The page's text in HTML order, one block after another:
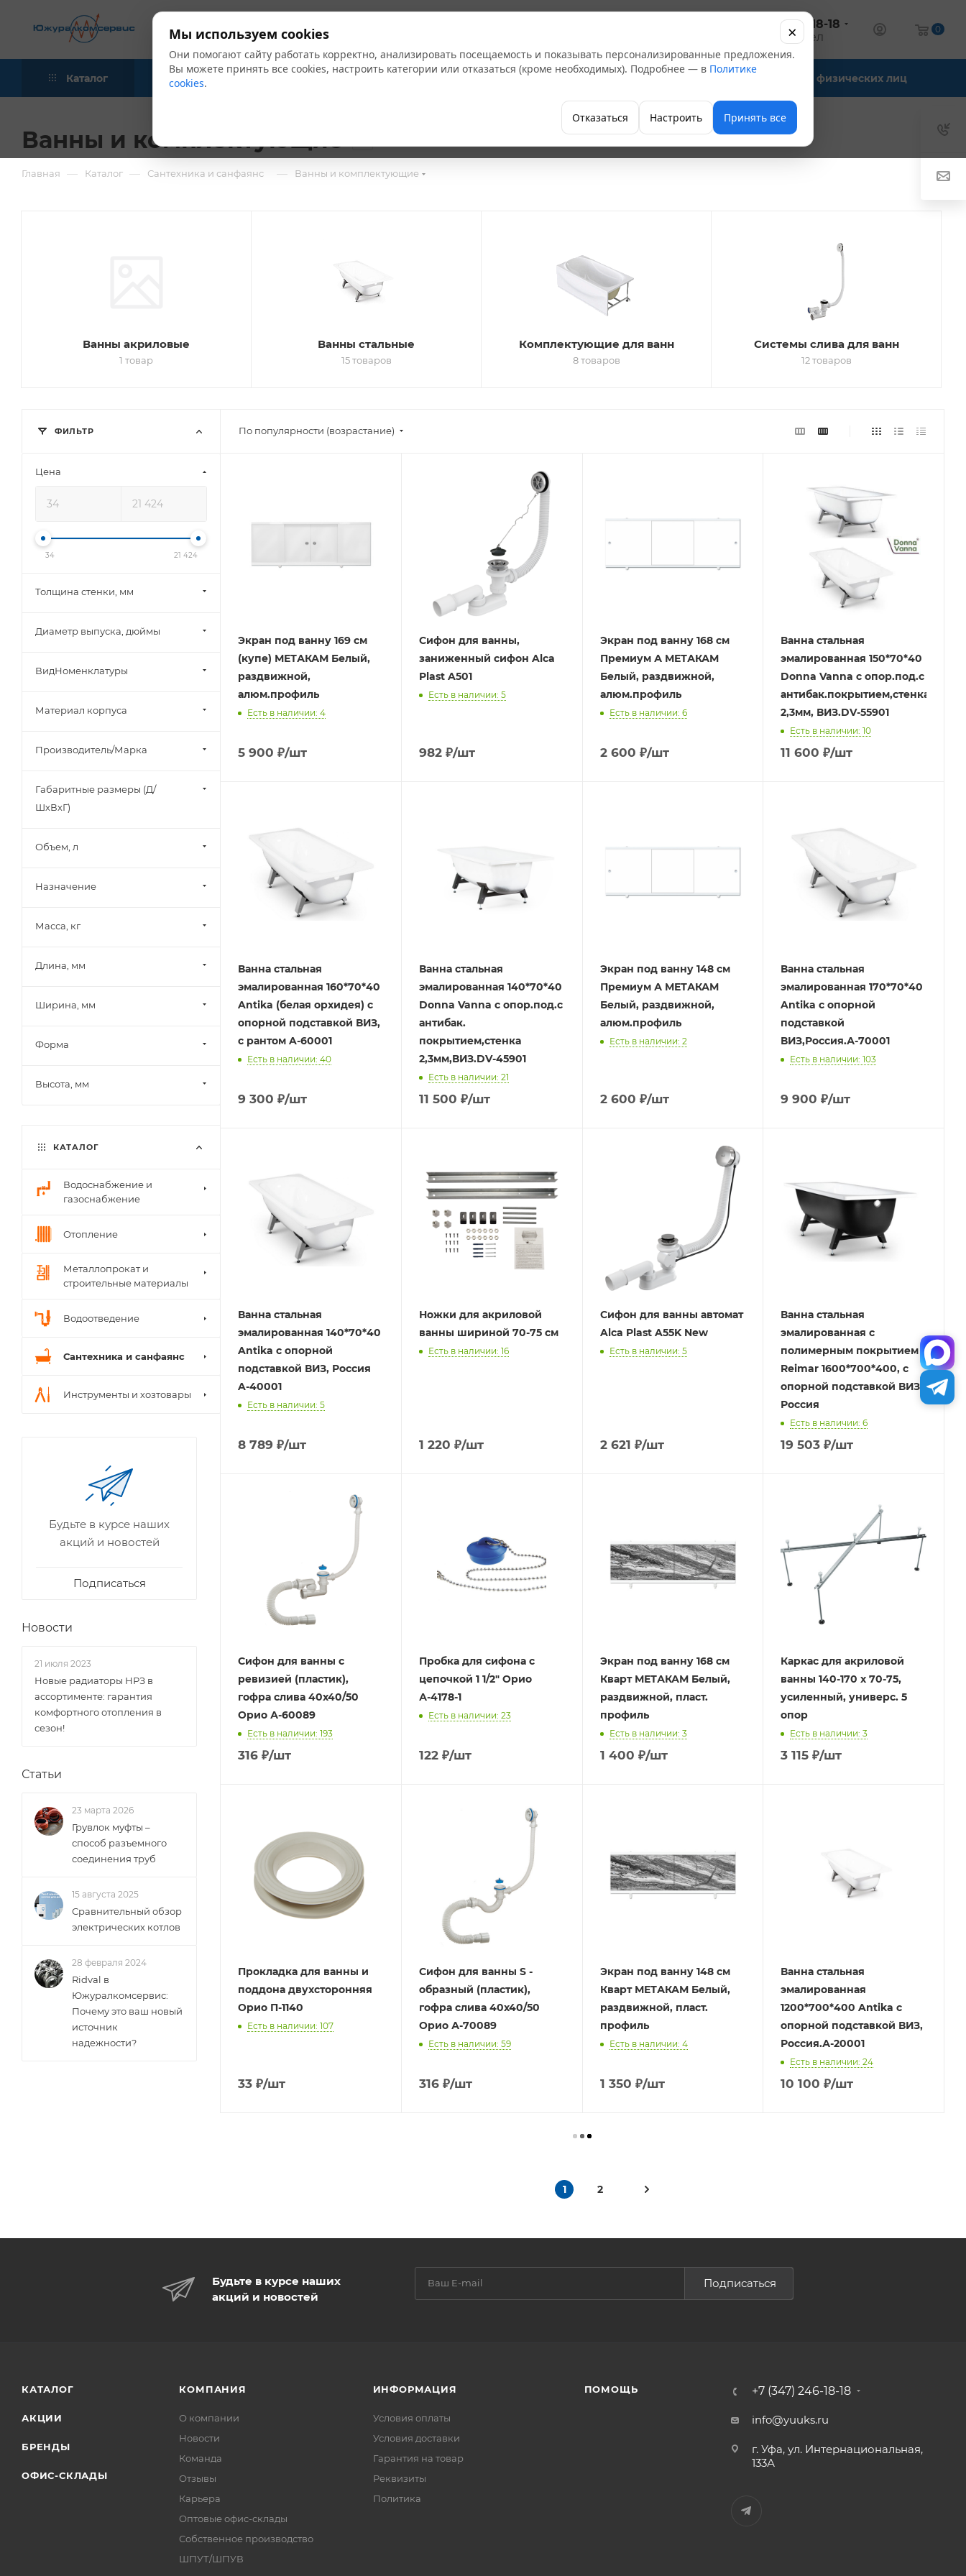
+7 (347) 246-18-18
оптовый отдел
0
Каталог Акции Бренды Компания Офис-склады Для физических лиц
Ванны и комплектующие
Главная — Каталог — Сантехника и санфаянс — Ванны и комплектующие
Ванны акриловые
1 товар
Ванны стальные
15 товаров
Комплектующие для ванн
8 товаров
Системы слива для ванн
12 товаров
По популярности (возрастание)
Экран под ванну 169 см
(купе) МЕТАКАМ Белый,
раздвижной,
алюм.профиль
Есть в наличии: 4
5 900 ₽/шт
Сифон для ванны,
заниженный сифон Alca
Plast A501
Есть в наличии: 5
982₽/шт
Экран под ванну 168 см
Премиум А МЕТАКАМ
Белый, раздвижной,
алюм.профиль
Есть в наличии: 6
2 600 ₽/шт
Ванна стальная
эмалированная 150*70*40
Donna Vanna с опор.под.с
антибак.покрытием,стенка
2,3мм, ВИЗ.DV-55901
Есть в наличии: 10
11 600 ₽/шт
Ванна стальная
эмалированная 160*70*40
Antika (белая орхидея) с
опорной подставкой ВИЗ,
с рантом A-60001
Есть в наличии: 40
9 300 ₽/шт
Ванна стальная
эмалированная 140*70*40
Donna Vanna с опор.под.с
антибак.
покрытием,стенка
2,3мм,ВИЗ.DV-45901
Есть в наличии: 21
11 500 ₽/шт
Экран под ванну 148 см
Премиум А МЕТАКАМ
Белый, раздвижной,
алюм.профиль
Есть в наличии: 2
2 600 ₽/шт
Ванна стальная
эмалированная 170*70*40
Antika с опорной
подставкой
ВИЗ,Россия.А-70001
Есть в наличии: 103
9 900 ₽/шт
Ванна стальная
эмалированная 140*70*40
Antika с опорной
подставкой ВИЗ, Россия
A-40001
Есть в наличии: 5
8 789 ₽/шт
Ножки для акриловой
ванны шириной 70-75 см
Есть в наличии: 16
1 220 ₽/шт
Сифон для ванны автомат
Alca Plast A55K New
Есть в наличии: 5
2 621 ₽/шт
Ванна стальная
эмалированная с
полимерным покрытием
Reimar 1600*700*400, с
опорной подставкой ВИЗ,
Россия
Есть в наличии: 6
19 503 ₽/шт
Сифон для ванны с
ревизией (пластик),
гофра слива 40х40/50
Орио А-60089
Есть в наличии: 193
316 ₽/шт
Пробка для сифона с
цепочкой 1 1/2" Орио
А-4178-1
Есть в наличии: 23
122₽/шт
Экран под ванну 168 см
Кварт МЕТАКАМ Белый,
раздвижной, пласт.
профиль
Есть в наличии: 3
1 400 ₽/шт
Каркас для акриловой
ванны 140-170 х 70-75,
усиленный, универс. 5
опор
Есть в наличии: 3
3 115 ₽/шт
Прокладка для ванны и
поддона двухсторонняя
Орио П-1140
Есть в наличии: 107
33 ₽/шт
Сифон для ванны S -
образный (пластик),
гофра слива 40х40/50
Орио А-70089
Есть в наличии: 59
316₽/шт
Экран под ванну 148 см
Кварт МЕТАКАМ Белый,
раздвижной, пласт.
профиль
Есть в наличии: 4
1 350 ₽/шт
Ванна стальная
эмалированная
1200*700*400 Antika с
опорной подставкой ВИЗ,
Россия.А-20001
Есть в наличии: 24
10 100 ₽/шт
1 2
ФИЛЬТР
Цена
34 21 424
Толщина стенки, мм
Диаметр выпуска, дюймы
ВидНоменклатуры
Материал корпуса
Производитель/Марка
Габаритные размеры (Д/
ШхВхГ)
Объем, л
Назначение
Масса, кг
Длина, мм
Ширина, мм
Форма
Высота, мм
КАТАЛОГ
Водоснабжение и
газоснабжение
Отопление
Металлопрокат и
строительные материалы
Водоотведение
Сантехника и санфаянс
Инструменты и хозтовары
Будьте в курсе наших
акций и новостей
Подписаться
Новости
21 июля 2023
Новые радиаторы НРЗ в
ассортименте: гарантия
комфортного отопления в
сезон!
Статьи
23 марта 2026
Грувлок муфты –
способ разъемного
соединения труб
15 августа 2025
Сравнительный обзор
электрических котлов
28 февраля 2024
Ridval в
Южуралкомсервис:
Почему это ваш новый
источник
надежности?
Будьте в курсе наших
акций и новостей
Подписаться
КАТАЛОГ
АКЦИИ
БРЕНДЫ
ОФИС-СКЛАДЫ
КОМПАНИЯ
О компании
Новости
Команда
Отзывы
Карьера
Оптовые офис-склады
Собственное производство
ШПУТ/ШПУВ
ИНФОРМАЦИЯ
Условия оплаты
Условия доставки
Гарантия на товар
Реквизиты
Политика
ПОМОЩЬ +7 (347) 246-18-18
info@yuuks.ru
г. Уфа, ул. Интернациональная,
133А
Мы используем cookies
Они помогают сайту работать корректно, анализировать посещаемость и показывать персонализированные предложения.
Вы можете принять все cookies, настроить категории или отказаться (кроме необходимых). Подробнее — в Политике
cookies.
Отказаться Настроить Принять все
×